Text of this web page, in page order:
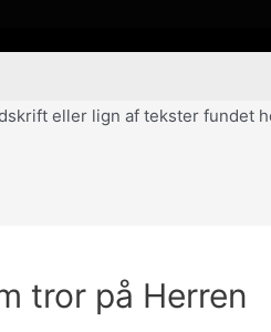
eller lign af tekster fundet
tror på Herren